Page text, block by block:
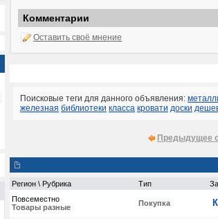
Комментарии
Оставить своё мнение
Поисковые теги для данного объявления:
железная библиотеки класса кровати доски
Предыдущее
Регион \ Рубрика Тип
Повсеместно
Товары разные
Покупка